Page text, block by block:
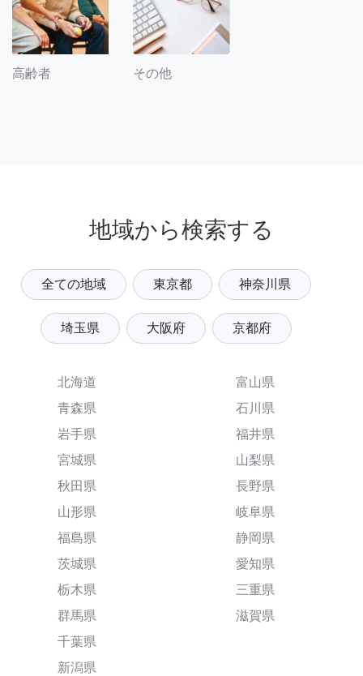
高齢者 その他
地域から検索する
全ての地域 東京都 神奈川県
埼玉県 大阪府 京都府
北海道
青森県
岩手県
宮城県
秋田県
山形県
福島県
茨城県
栃木県
群馬県
千葉県
新潟県
富山県
石川県
福井県
山梨県
長野県
岐阜県
静岡県
愛知県
三重県
滋賀県